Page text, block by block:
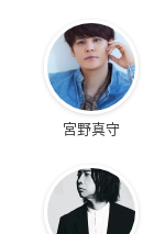
宮野真守